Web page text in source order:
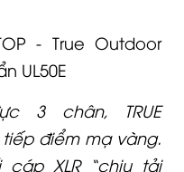
- True Outdoor
UL50E
3 chân, TRUE
tiếp điểm mạ vàng.
cáp XLR “chịu tải